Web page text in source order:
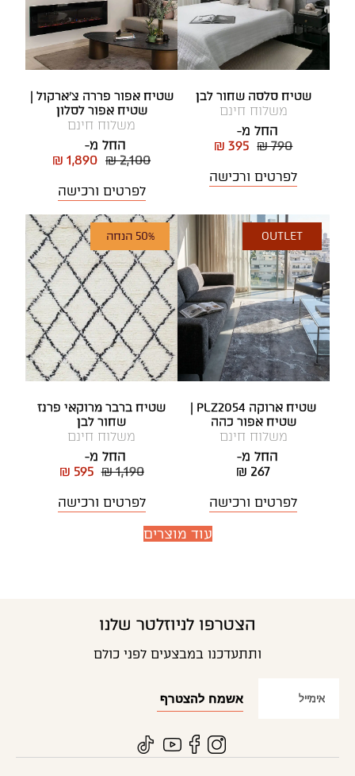
שטיח סלסה שחור לבן
משלוח חינם
החל מ-
₪ 790
₪ 395
לפרטים ורכישה
שטיח אפור פררה צ'ארקול |
שטיח אפור לסלון
משלוח חינם
החל מ-
₪ 2,100
₪ 1,890
לפרטים ורכישה
OUTLET
שטיח אפור כהה
משלוח חינם
החל מ-
₪ 267
לפרטים ורכישה
50% הנחה
שטיח ברבר מרוקאי פרנז
שחור לבן
משלוח חינם
החל מ-
₪ 1,190
₪ 595
לפרטים ורכישה
עוד מוצרים
הצטרפו לניוזלטר שלנו
ותתעדכנו במבצעים לפני כולם